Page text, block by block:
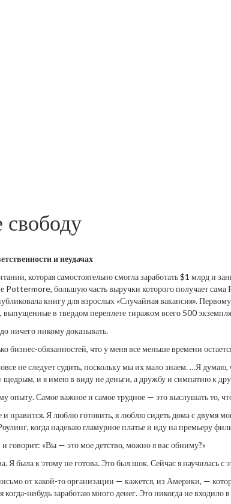
и неудачах
которая самостоятельно смогла заработать $1 млрд и
Pottermore, большую часть выручки которого получает
книгу для взрослых «Случайная вакансия».
в твердом переплете тиражом всего 500
ничего никому доказывать.
обязанностей, что у меня все меньше времени
не следует судить, поскольку мы их мало знаем. …Я
и я имею в виду не деньги, а дружбу и симпатию к
Самое важное и самое трудное — это выслушать то,
Я люблю готовить, я люблю сидеть дома с двумя
когда надеваю гламурное платье и иду на премьеру
говорит: «Вы — это мое детство, можно я вас обниму?»
была к этому не готова. Это был шок. Сейчас я научилась с
от какой-то организации — кажется, из Америки, —
нибудь заработаю много денег. Это никогда не